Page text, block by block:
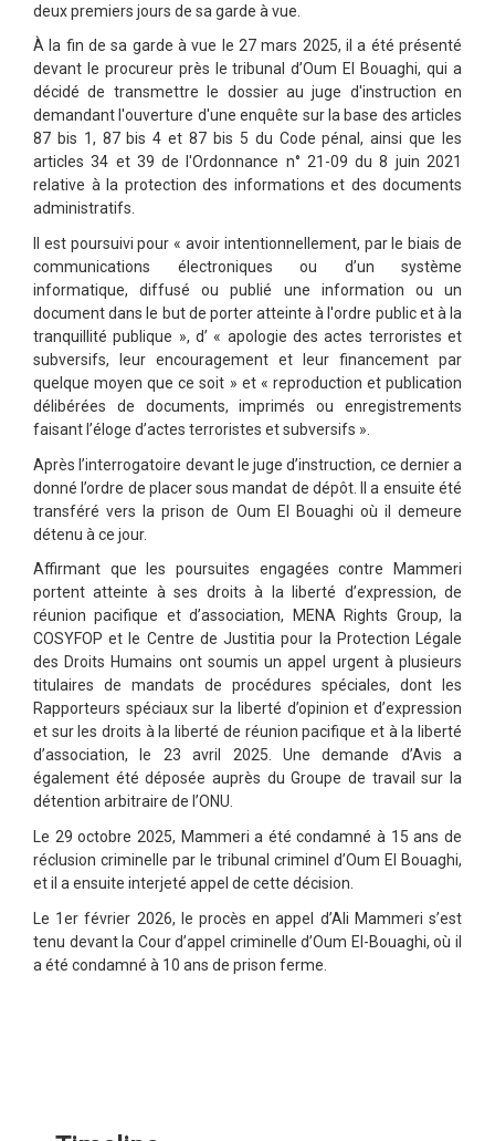
deux premiers jours de sa garde à vue.
À la fin de sa garde à vue le 27 mars 2025, il a été présenté
devant le procureur près le tribunal d’Oum El Bouaghi, qui a
décidé de transmettre le dossier au juge d'instruction en
demandant l'ouverture d'une enquête sur la base des articles
87 bis 1, 87 bis 4 et 87 bis 5 du Code pénal, ainsi que les
articles 34 et 39 de l'Ordonnance n° 21-09 du 8 juin 2021
relative à la protection des informations et des documents
administratifs.
Il est poursuivi pour « avoir intentionnellement, par le biais de
communications électroniques ou d’un système
informatique, diffusé ou publié une information ou un
document dans le but de porter atteinte à l'ordre public et à la
tranquillité publique », d’ « apologie des actes terroristes et
subversifs, leur encouragement et leur financement par
quelque moyen que ce soit » et « reproduction et publication
délibérées de documents, imprimés ou enregistrements
faisant l’éloge d’actes terroristes et subversifs ».
Après l’interrogatoire devant le juge d’instruction, ce dernier a
donné l’ordre de placer sous mandat de dépôt. Il a ensuite été
transféré vers la prison de Oum El Bouaghi où il demeure
détenu à ce jour.
Affirmant que les poursuites engagées contre Mammeri
portent atteinte à ses droits à la liberté d’expression, de
réunion pacifique et d’association, MENA Rights Group, la
COSYFOP et le Centre de Justitia pour la Protection Légale
des Droits Humains ont soumis un appel urgent à plusieurs
titulaires de mandats de procédures spéciales, dont les
Rapporteurs spéciaux sur la liberté d’opinion et d’expression
et sur les droits à la liberté de réunion pacifique et à la liberté
d’association, le 23 avril 2025. Une demande d’Avis a
également été déposée auprès du Groupe de travail sur la
détention arbitraire de l’ONU.
Le 29 octobre 2025, Mammeri a été condamné à 15 ans de
réclusion criminelle par le tribunal criminel d’Oum El Bouaghi,
et il a ensuite interjeté appel de cette décision.
Le 1er février 2026, le procès en appel d’Ali Mammeri s’est
tenu devant la Cour d’appel criminelle d’Oum El-Bouaghi, où il
a été condamné à 10 ans de prison ferme.